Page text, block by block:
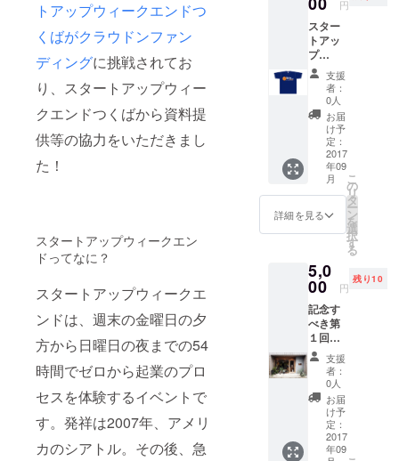
トアップウィークエンドつ
くばがクラウドンファン
ディングに挑戦されてお
り、スタートアップウィー
クエンドつくばから資料提
供等の協力をいただきまし
た！
スタートアップウィークエン
ドってなに？
スタートアップウィークエ
ンドは、週末の金曜日の夕
方から日曜日の夜までの54
時間でゼロから起業のプロ
セスを体験するイベントで
す。発祥は2007年、アメリ
カのシアトル。その後、急
ものを
飾って
見る・
見せ
る、売
買でき
る新し
いコン
セプト
カフェ
であ
り、第1
回ス
タート
アップ
案さ
れ、優
勝した
プロ
ジェク
トで
す。 ぜ
ひ、ご
来店く
ださ
い。レ
ポー
ト、オ
リジナ
円
スター
トアッ
プ
ウィー
クエン
ドのロ
ゴ付きT
シャ
ツ、レ
ポー
ト、オ
リジナ
ルス
テッ
カー、
お礼
セージ
をお届
け サイ
ズ：
M・L ご
支援い
ただく
際に、
ご指定
くださ
い。
支援
者：
0人
お届
け予
定：
2017
年09
月
詳細を見る
こ
の
リ
タ
ー
ン
を
選
択
す
る
5,0
00 円
残り10
記念す
べき第
１回ス
タート
アップ
ウィー
クエン
ド和歌
山の会
場であ
支援
者：
0人
お届
け予
定：
2017
年09